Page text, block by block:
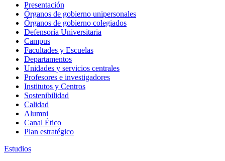
Presentación
Órganos de gobierno unipersonales
Órganos de gobierno colegiados
Defensoría Universitaria
Campus
Facultades y Escuelas
Departamentos
Unidades y servicios centrales
Profesores e investigadores
Institutos y Centros
Sostenibilidad
Calidad
Alumni
Canal Ético
Plan estratégico
Estudios